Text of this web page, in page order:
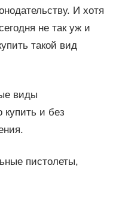
И хотя
не так уж и
такой вид
виды
купить и без
пистолеты,